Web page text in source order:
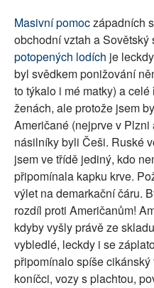
Masivní pomoczápadních
obchodní vztah a
potopených lodích je
byl svědkem ponižování
to týkalo i mé matky) a
ženách, ale protože jsem
Američané (nejprve v Plzni
násilníky byli Češi. Ruské
jsem ve třídě jediný, kdo
připomínala kapku krve.
výlet na demarkační čáru.
rozdíl proti Američanům!
kdyby vyšly právě ze
vybledlé, leckdy i se
připomínalo spíše
koníčci, vozy s plachtou,